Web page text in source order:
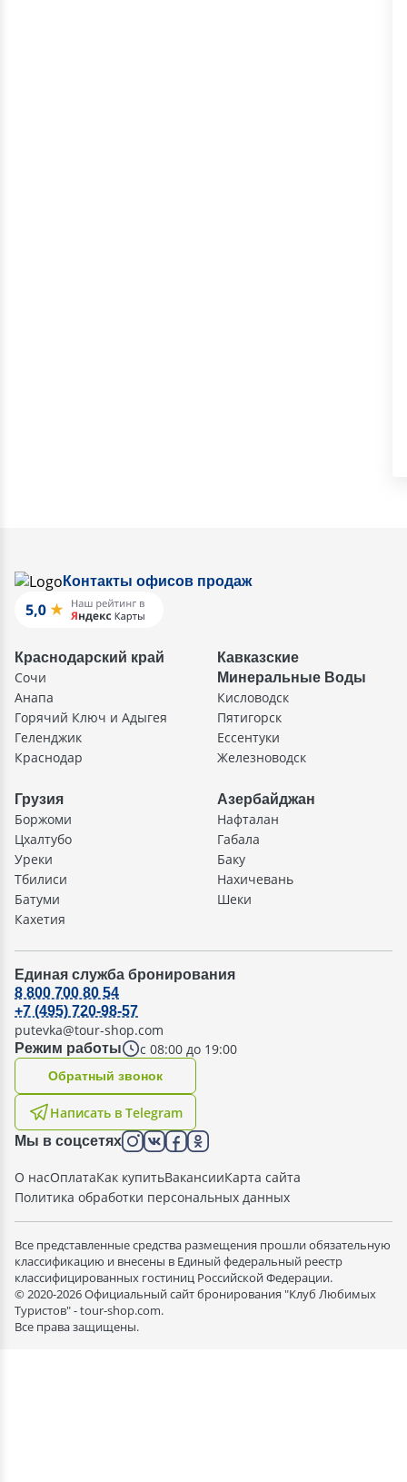
Контакты офисов продаж
Краснодарский край
Сочи
Анапа
Горячий Ключ и Адыгея
Геленджик
Краснодар
Кавказские
Минеральные Воды
Кисловодск
Пятигорск
Ессентуки
Железноводск
Грузия
Боржоми
Цхалтубо
Уреки
Тбилиси
Батуми
Кахетия
Азербайджан
Нафталан
Габала
Баку
Нахичевань
Шеки
Единая служба бронирования
Режим работы с 08:00 до 19:00
8 800 700 80 54
+7 (495) 720-98-57
putevka@tour-shop.com
Написать в Telegram
Oбратный звонок
Мы в соцсетях
О насОплатаКак купитьВакансииКарта сайта
Политика обработки персональных данных
Все представленные средства размещения прошли обязательную
классификацию и внесены в Единый федеральный реестр
классифицированных гостиниц Российской Федерации.
© 2020-2026 Официальный сайт бронирования "Клуб Любимых
Туристов" - tour-shop.com.
Все права защищены.